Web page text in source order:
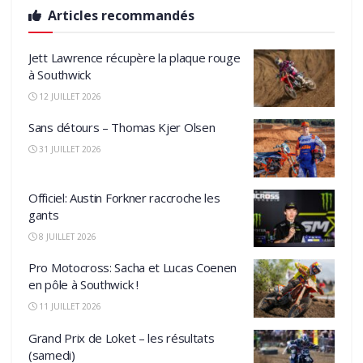
Articles recommandés
Jett Lawrence récupère la plaque rouge
à Southwick
12 JUILLET 2026
Sans détours – Thomas Kjer Olsen
31 JUILLET 2026
Officiel: Austin Forkner raccroche les
gants
8 JUILLET 2026
Pro Motocross: Sacha et Lucas Coenen
en pôle à Southwick !
11 JUILLET 2026
Grand Prix de Loket – les résultats
(samedi)